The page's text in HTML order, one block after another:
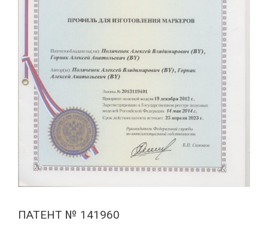
ПАТЕНТ № 141960